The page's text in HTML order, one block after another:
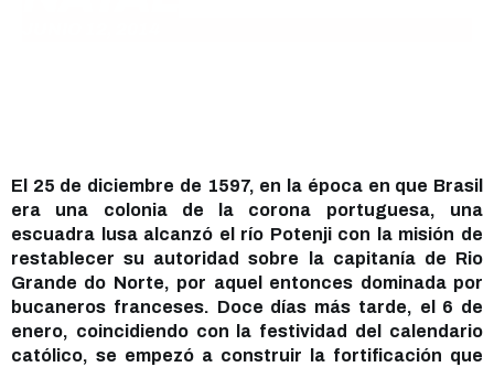
El 25 de diciembre de 1597, en la época en que Brasil
era una colonia de la corona portuguesa, una
escuadra lusa alcanzó el río Potenji con la misión de
restablecer su autoridad sobre la capitanía de Rio
Grande do Norte, por aquel entonces dominada por
bucaneros franceses. Doce días más tarde, el 6 de
enero, coincidiendo con la festividad del calendario
católico, se empezó a construir la fortificación que